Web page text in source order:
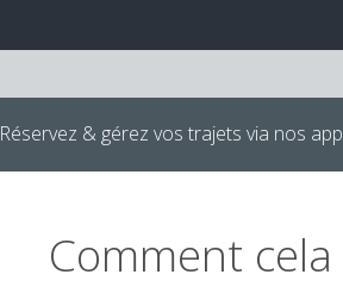
Réservez & gérez vos trajets via nos
Comment